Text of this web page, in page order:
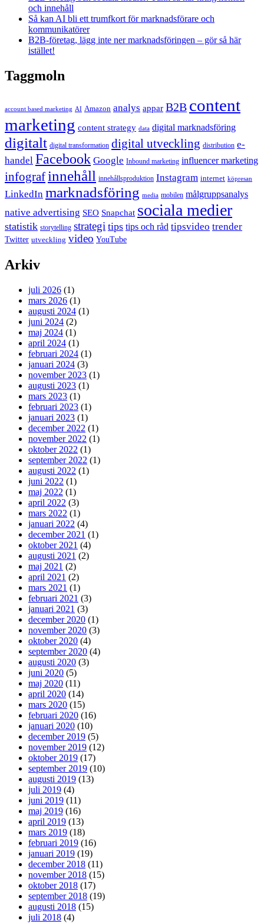
och innehåll
Så kan AI bli ett trumfkort för marknadsförare och
kommunikatörer
B2B-företag, lägg inte ner marknadsföringen – gör så här
istället!
Taggmoln
account based marketing AI Amazon analys appar B2B content
marketing content strategy data digital marknadsföring
digitalt digital transformation digital utveckling distribution e-
handel Facebook Google Inbound marketing influencer marketing
infograf innehåll innehållsproduktion Instagram internet köpresan
LinkedIn marknadsföring media mobilen målgruppsanalys
native advertising SEO Snapchat sociala medier
statistik storytelling strategi tips tips och råd tipsvideo trender
Twitter utveckling video YouTube
Arkiv
juli 2026 (1)
mars 2026 (1)
augusti 2024 (1)
juni 2024 (2)
maj 2024 (1)
april 2024 (1)
februari 2024 (1)
januari 2024 (3)
november 2023 (1)
augusti 2023 (1)
mars 2023 (1)
februari 2023 (1)
januari 2023 (1)
december 2022 (1)
november 2022 (1)
oktober 2022 (1)
september 2022 (1)
augusti 2022 (1)
juni 2022 (1)
maj 2022 (1)
april 2022 (3)
mars 2022 (1)
januari 2022 (4)
december 2021 (1)
oktober 2021 (4)
augusti 2021 (2)
maj 2021 (2)
april 2021 (2)
mars 2021 (1)
februari 2021 (3)
januari 2021 (3)
december 2020 (1)
november 2020 (3)
oktober 2020 (4)
september 2020 (4)
augusti 2020 (3)
juni 2020 (5)
maj 2020 (11)
april 2020 (14)
mars 2020 (15)
februari 2020 (16)
januari 2020 (10)
december 2019 (5)
november 2019 (12)
oktober 2019 (17)
september 2019 (10)
augusti 2019 (13)
juli 2019 (4)
juni 2019 (11)
maj 2019 (16)
april 2019 (13)
mars 2019 (18)
februari 2019 (16)
januari 2019 (19)
december 2018 (11)
november 2018 (15)
oktober 2018 (17)
september 2018 (19)
augusti 2018 (15)
juli 2018 (4)